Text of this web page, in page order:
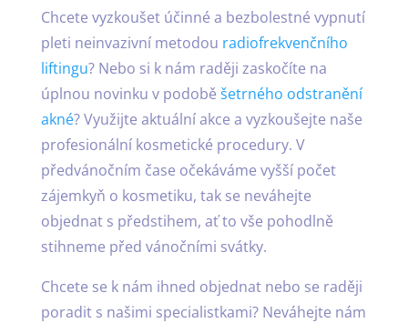
Chcete vyzkoušet účinné a bezbolestné vypnutí
pleti neinvazivní metodou radiofrekvenčního
liftingu? Nebo si k nám raději zaskočíte na
úplnou novinku v podobě šetrného odstranění
akné? Využijte aktuální akce a vyzkoušejte naše
profesionální kosmetické procedury. V
předvánočním čase očekáváme vyšší počet
zájemkyň o kosmetiku, tak se neváhejte
objednat s předstihem, ať to vše pohodlně
stihneme před vánočními svátky.
Chcete se k nám ihned objednat nebo se raději
poradit s našimi specialistkami? Neváhejte nám